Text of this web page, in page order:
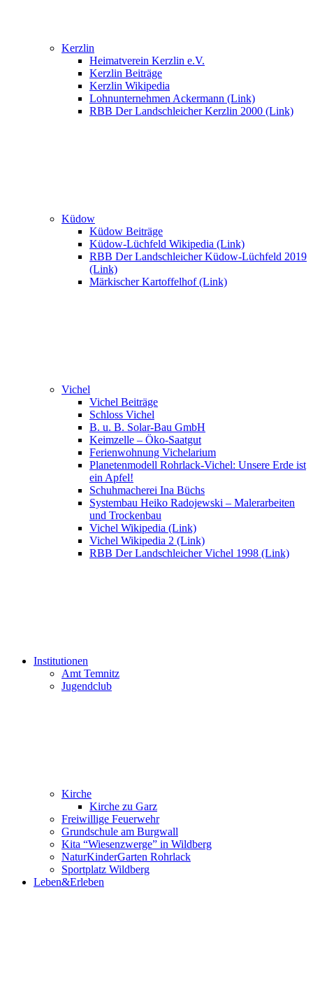
Kerzlin
Heimatverein Kerzlin e.V.
Kerzlin Beiträge
Kerzlin Wikipedia
Lohnunternehmen Ackermann (Link)
RBB Der Landschleicher Kerzlin 2000 (Link)
Küdow
Küdow Beiträge
Küdow-Lüchfeld Wikipedia (Link)
RBB Der Landschleicher Küdow-Lüchfeld 2019
(Link)
Märkischer Kartoffelhof (Link)
Vichel
Vichel Beiträge
Schloss Vichel
B. u. B. Solar-Bau GmbH
Keimzelle – Öko-Saatgut
Ferienwohnung Vichelarium
Planetenmodell Rohrlack-Vichel: Unsere Erde ist
ein Apfel!
Schuhmacherei Ina Büchs
Systembau Heiko Radojewski – Malerarbeiten
und Trockenbau
Vichel Wikipedia (Link)
Vichel Wikipedia 2 (Link)
RBB Der Landschleicher Vichel 1998 (Link)
Institutionen
Amt Temnitz
Jugendclub
Kirche
Kirche zu Garz
Freiwillige Feuerwehr
Grundschule am Burgwall
Kita “Wiesenzwerge” in Wildberg
NaturKinderGarten Rohrlack
Sportplatz Wildberg
Leben&Erleben